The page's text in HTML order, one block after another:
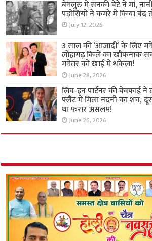
बेंगलुरु में सनकी बेटे ने मां,
पड़ोसियों ने कमरे में किया बंद
July 12, 2026
3 साल की ‘आजादी’ के लिए
लोहागढ़ किले का खौफनाक
मंगेतर को खाई में धकेला!
June 28, 2026
लिव-इन पार्टनर की बेवफाई ने
फ्लैट में मिला नंदनी का शव,
था फरार असलम!
June 26, 2026